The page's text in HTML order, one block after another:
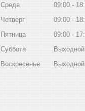
Среда
09:00
Четверг
09:00
Пятница
09:00
Суббота
Выходной
Воскресенье
Выходной